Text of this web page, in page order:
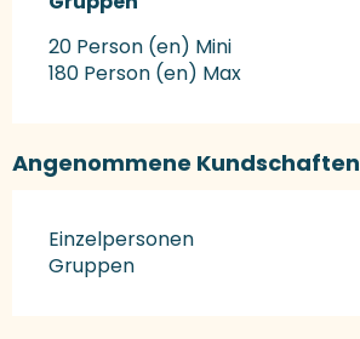
20 Person (en) Mini
180 Person (en) Max
Angenommene Kundschaften
Einzelpersonen
Gruppen